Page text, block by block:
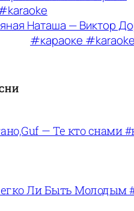
Наташа — Виктор
#караоке #karaoke
— Те кто снами
Ли Быть Молодым